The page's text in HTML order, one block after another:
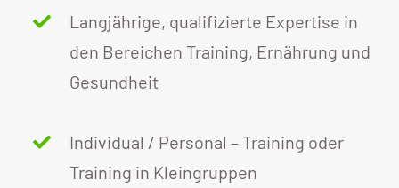
Langjährige, qualifizierte Expertise in
den Bereichen Training, Ernährung und
Gesundheit
Individual / Personal – Training oder
Training in Kleingruppen